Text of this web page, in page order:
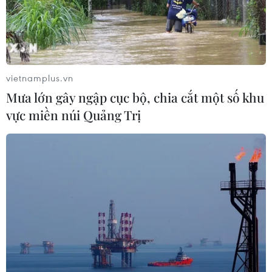
Tổng thống Mỹ: Sự cố cháy tàu ở Ai
Cập có liên quan đến xung đột tại
Trung Đông
30/07/2026 07:38
Cháy lớn chưa rõ nguyên nhân tại
Việt Nam-Burundi thúc đẩy hợp tác
giữa hai Đảng và trên nhiều lĩnh vực
29/07/2026 11:02
vietnamplus.vn
Mưa lớn gây ngập cục bộ, chia cắt một số khu
vực miền núi Quảng Trị